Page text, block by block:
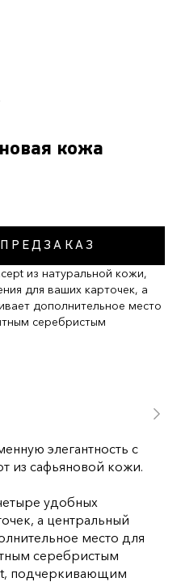
кожа
из натуральной кожи,
для ваших карточек, а
дополнительное место
серебристым
элегантность с
из сафьяновой кожи.
удобных
а центральный
место для
серебристым
подчеркивающим